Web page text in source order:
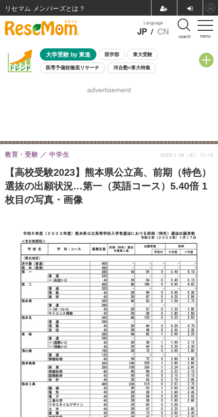
menu
Language
JP / CN search
大学受験 by 東進 医学部 東大受験
医専予備校徹底リサーチ 河合塾×東大特集
8月開催学校説明会・相談会
advertisement
【高校受験2023】熊本県公立高、前期（特色）
選抜の出願状況…第一（英語コース）5.40倍 1
枚目の写真・画像
教育・受験 中学生 2023.1.18（水） 11:15
リセマム メンバーズ